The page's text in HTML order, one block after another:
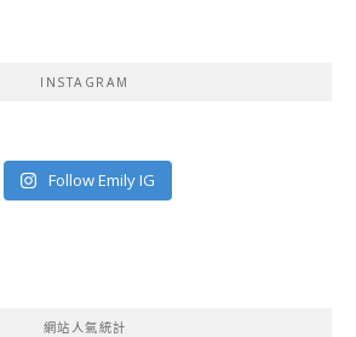
INSTAGRAM
Follow Emily IG
網站人氣統計